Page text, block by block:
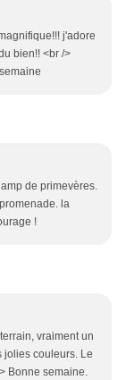
j'adore
bien!! <br />
de primevères.
la
!
vraiment un
jolies couleurs. Le
Bonne semaine.